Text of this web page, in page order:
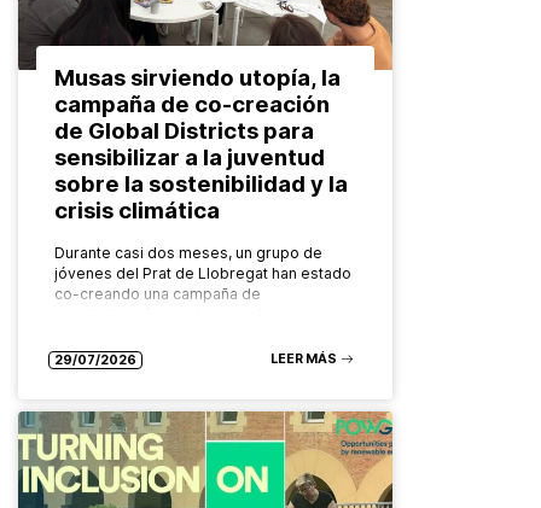
Musas sirviendo utopía, la
campaña de co-creación
de Global Districts para
sensibilizar a la juventud
sobre la sostenibilidad y la
crisis climática
Durante casi dos meses, un grupo de
jóvenes del Prat de Llobregat han estado
co-creando una campaña de
temáticas…
29/07/2026 LEER MÁS